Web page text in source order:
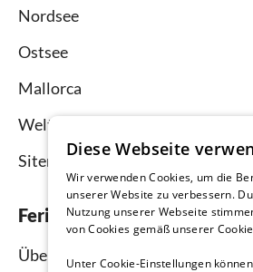
Nordsee
Ostsee
Mallorca
Weltweit
Sitemap
Ferienhausmiete.de
Über uns
Diese Webseite
Wir verwenden Cookies, um die
unserer Website zu verbessern.
Nutzung unserer Webseite
von Cookies gemäß unserer
Unter Cookie-Einstellungen